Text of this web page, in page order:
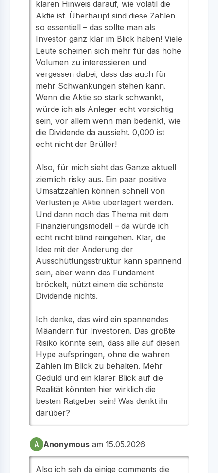
klaren Hinweis darauf, wie volatil die
Aktie ist. Überhaupt sind diese Zahlen
so essentiell – das sollte man als
Investor ganz klar im Blick haben! Viele
Leute scheinen sich mehr für das hohe
Volumen zu interessieren und
vergessen dabei, dass das auch für
mehr Schwankungen stehen kann.
Wenn die Aktie so stark schwankt,
würde ich als Anleger echt vorsichtig
sein, vor allem wenn man bedenkt, wie
die Dividende da aussieht. 0,000 ist
echt nicht der Brüller!
Also, für mich sieht das Ganze aktuell
ziemlich risky aus. Ein paar positive
Umsatzzahlen können schnell von
Verlusten je Aktie überlagert werden.
Und dann noch das Thema mit dem
Finanzierungsmodell – da würde ich
echt nicht blind reingehen. Klar, die
Idee mit der Änderung der
Ausschüttungsstruktur kann spannend
sein, aber wenn das Fundament
bröckelt, nützt einem die schönste
Dividende nichts.
Ich denke, das wird ein spannendes
Mäandern für Investoren. Das größte
Risiko könnte sein, dass alle auf diesen
Hype aufspringen, ohne die wahren
Zahlen im Blick zu behalten. Mehr
Geduld und ein klarer Blick auf die
Realität könnten hier wirklich die
besten Ratgeber sein! Was denkt ihr
darüber?
A Anonymous am 15.05.2026
Also ich seh da einige comments die